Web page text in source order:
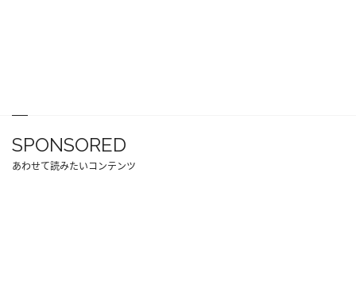
SPONSORED
あわせて読みたいコンテンツ